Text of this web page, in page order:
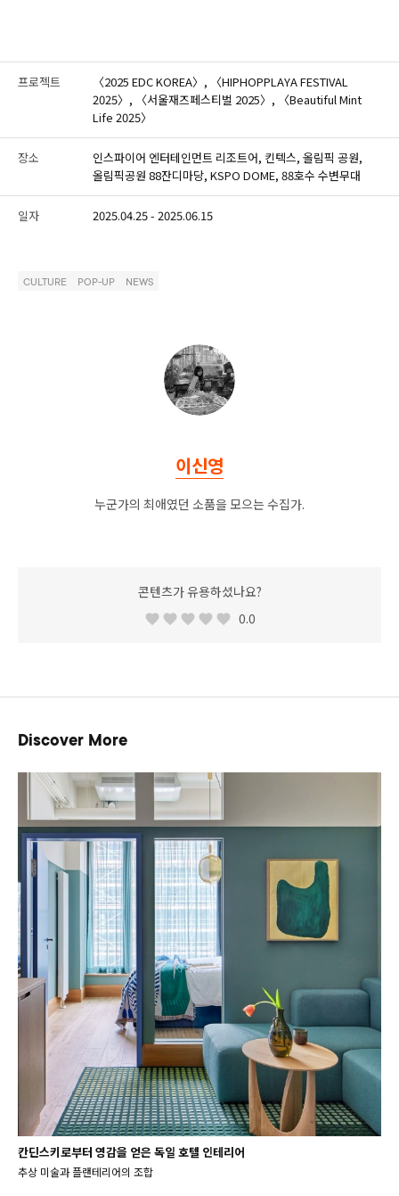
프로젝트
〈2025 EDC KOREA〉, 〈HIPHOPPLAYA FESTIVAL
2025〉, 〈서울재즈페스티벌 2025〉, 〈Beautiful Mint
Life 2025〉
장소
인스파이어 엔터테인먼트 리조트어, 킨텍스, 올림픽 공원,
올림픽공원 88잔디마당, KSPO DOME, 88호수 수변무대
일자 2025.04.25 - 2025.06.15
CULTURE POP-UP NEWS
이신영
누군가의 최애였던 소품을 모으는 수집가.
콘텐츠가 유용하셨나요?
0.0
Discover More
칸딘스키로부터 영감을 얻은 독일 호텔 인테리어
추상 미술과 플랜테리어의 조합